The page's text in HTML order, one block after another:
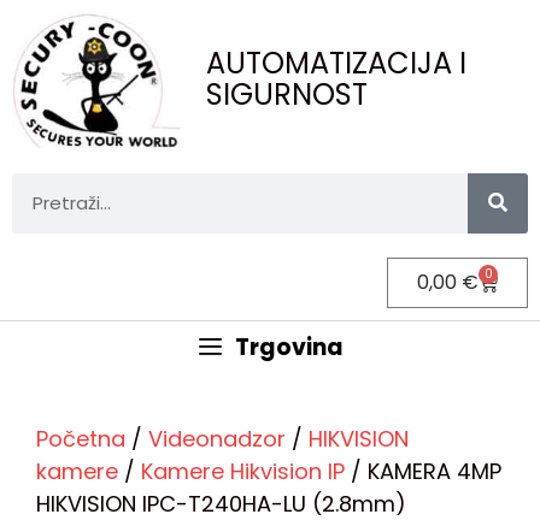
AUTOMATIZACIJA I
SIGURNOST
0,00 € 0
Trgovina
Početna / Videonadzor / HIKVISION
kamere / Kamere Hikvision IP / KAMERA 4MP
HIKVISION IPC-T240HA-LU (2.8mm)